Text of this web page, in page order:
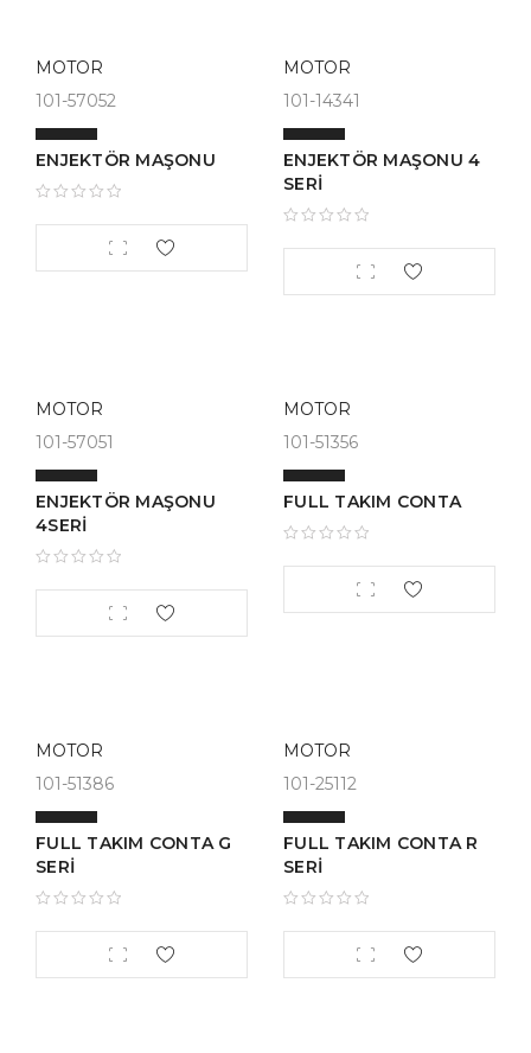
MOTOR
101-57052
ENJEKTÖR MAŞONU
MOTOR
101-14341
ENJEKTÖR MAŞONU 4
SERİ
MOTOR
101-57051
ENJEKTÖR MAŞONU
4SERİ
MOTOR
101-51356
FULL TAKIM CONTA
MOTOR
101-51386
FULL TAKIM CONTA G
SERİ
MOTOR
101-25112
FULL TAKIM CONTA R
SERİ